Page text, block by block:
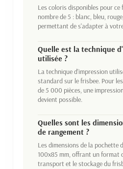
Les coloris disponibles pour ce
nombre de 5 : blanc, bleu,
permettant de s'adapter à
Quelle est la technique
utilisée ?
La technique d'impression
standard sur le frisbee. Pour
de 5 000 pièces, une
devient possible.
Quelles sont les
de rangement ?
Les dimensions de la pochette
100x85 mm, offrant un format
transport et le stockage du